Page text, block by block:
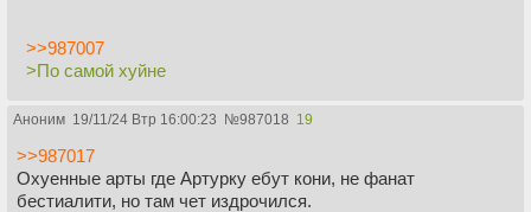
>>987007
>По самой хуйне
Аноним 19/11/24 Втр 16:00:23 №987018 19
>>987017
Охуенные арты где Артурку ебут кони, не фанат
бестиалити, но там чет издрочился.